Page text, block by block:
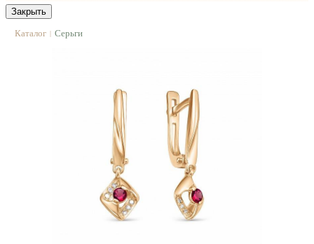
Закрыть
Каталог | Серьги